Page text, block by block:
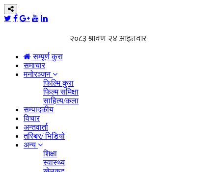
सम्पूर्ण कुरा
समाचार
मनोरञ्जन
फिल्मि कुरा
फिल्म समिक्षा
साहित्य/कला
सम्पादकीय
विचार
अन्तवार्ता
तस्बिर/ भिडियो
अन्य
शिक्षा
स्वास्थ्य